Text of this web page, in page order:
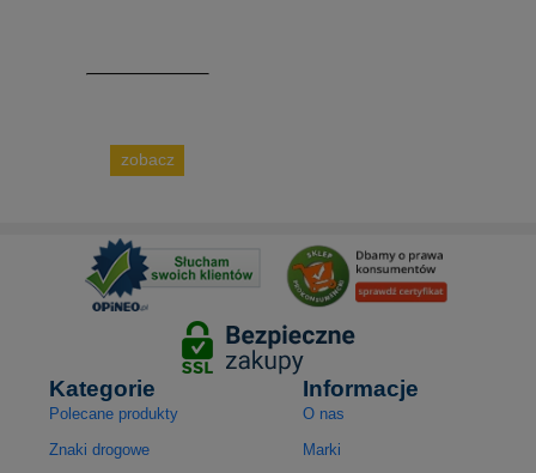
zobacz
Kategorie
Polecane produkty
Znaki drogowe
Informacje
O nas
Marki